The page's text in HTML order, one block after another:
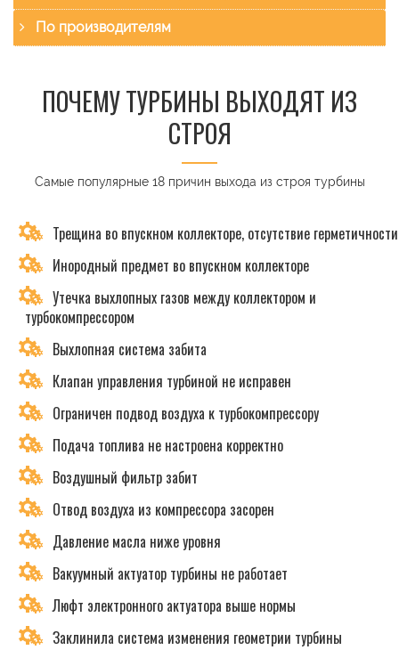
По производителям
ПОЧЕМУ ТУРБИНЫ ВЫХОДЯТ ИЗ
СТРОЯ
Самые популярные 18 причин выхода из строя турбины
Трещина во впускном коллекторе, отсутствие герметичности
Инородный предмет во впускном коллекторе
Утечка выхлопных газов между коллектором и
турбокомпрессором
Выхлопная система забита
Клапан управления турбиной не исправен
Ограничен подвод воздуха к турбокомпрессору
Подача топлива не настроена корректно
Воздушный фильтр забит
Отвод воздуха из компрессора засорен
Давление масла ниже уровня
Вакуумный актуатор турбины не работает
Люфт электронного актуатора выше нормы
Заклинила система изменения геометрии турбины